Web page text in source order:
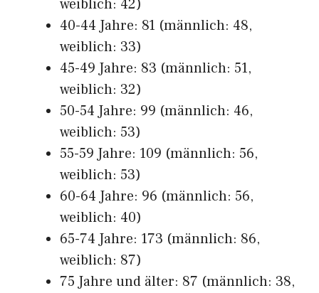
weiblich: 42)
40-44 Jahre: 81 (männlich: 48,
weiblich: 33)
45-49 Jahre: 83 (männlich: 51,
weiblich: 32)
50-54 Jahre: 99 (männlich: 46,
weiblich: 53)
55-59 Jahre: 109 (männlich: 56,
weiblich: 53)
60-64 Jahre: 96 (männlich: 56,
weiblich: 40)
65-74 Jahre: 173 (männlich: 86,
weiblich: 87)
75 Jahre und älter: 87 (männlich: 38,